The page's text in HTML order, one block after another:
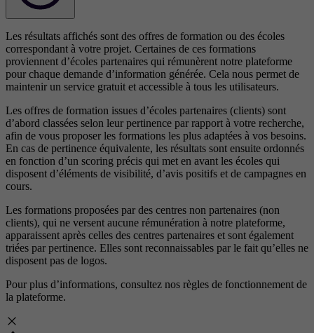
Les résultats affichés sont des offres de formation ou des écoles
correspondant à votre projet. Certaines de ces formations
proviennent d’écoles partenaires qui rémunèrent notre plateforme
pour chaque demande d’information générée. Cela nous permet de
maintenir un service gratuit et accessible à tous les utilisateurs.
Les offres de formation issues d’écoles partenaires (clients) sont
d’abord classées selon leur pertinence par rapport à votre recherche,
afin de vous proposer les formations les plus adaptées à vos besoins.
En cas de pertinence équivalente, les résultats sont ensuite ordonnés
en fonction d’un scoring précis qui met en avant les écoles qui
disposent d’éléments de visibilité, d’avis positifs et de campagnes en
cours.
Les formations proposées par des centres non partenaires (non
clients), qui ne versent aucune rémunération à notre plateforme,
apparaissent après celles des centres partenaires et sont également
triées par pertinence. Elles sont reconnaissables par le fait qu’elles ne
disposent pas de logos.
Pour plus d’informations, consultez nos règles de fonctionnement de
la plateforme.